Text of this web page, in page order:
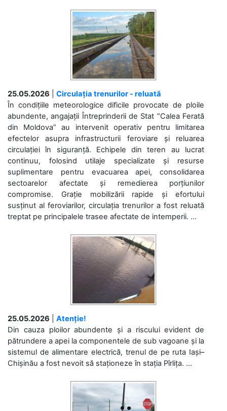
25.05.2026
Circulația trenurilor - reluată
În condițiile meteorologice dificile provocate de ploile
abundente, angajații Întreprinderii de Stat “Calea Ferată
din Moldova” au intervenit operativ pentru limitarea
efectelor asupra infrastructurii feroviare și reluarea
circulației în siguranță. Echipele din teren au lucrat
continuu, folosind utilaje specializate și resurse
suplimentare pentru evacuarea apei, consolidarea
sectoarelor afectate și remedierea porțiunilor
compromise. Grație mobilizării rapide și efortului
susținut al feroviarilor, circulația trenurilor a fost reluată
treptat pe principalele trasee afectate de intemperii. ...
25.05.2026
Atenție!
Din cauza ploilor abundente și a riscului evident de
pătrundere a apei la componentele de sub vagoane și la
sistemul de alimentare electrică, trenul de pe ruta Iași–
Chișinău a fost nevoit să staționeze în stația Pîrlița. ...